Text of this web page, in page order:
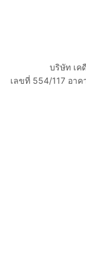
บริษัท เค
เลขที่ 554/117 อา